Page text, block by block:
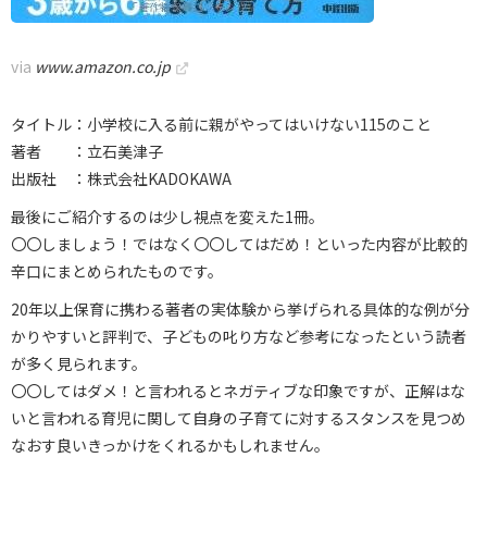
via www.amazon.co.jp
タイトル：小学校に入る前に親がやってはいけない115のこと
著者 ：立石美津子
出版社 ：株式会社KADOKAWA
最後にご紹介するのは少し視点を変えた1冊。
〇〇しましょう！ではなく〇〇してはだめ！といった内容が比較的
辛口にまとめられたものです。
20年以上保育に携わる著者の実体験から挙げられる具体的な例が分
かりやすいと評判で、子どもの叱り方など参考になったという読者
が多く見られます。
〇〇してはダメ！と言われるとネガティブな印象ですが、正解はな
いと言われる育児に関して自身の子育てに対するスタンスを見つめ
なおす良いきっかけをくれるかもしれません。